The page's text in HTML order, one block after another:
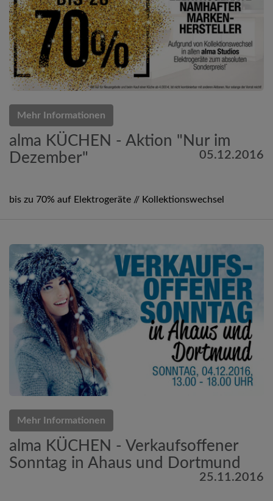
Mehr Informationen
alma KÜCHEN - Aktion "Nur im
Dezember"
05.12.2016
bis zu 70% auf Elektrogeräte // Kollektionswechsel
Mehr Informationen
alma KÜCHEN - Verkaufsoffener
Sonntag in Ahaus und Dortmund
25.11.2016